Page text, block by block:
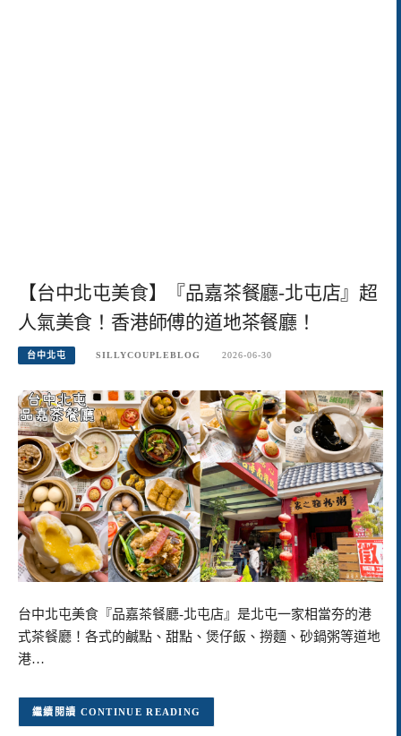
【台中北屯美食】『品嘉茶餐廳-北屯店』超
人氣美食！香港師傅的道地茶餐廳！
台中北屯 SILLYCOUPLEBLOG 2026-06-30
台中北屯美食『品嘉茶餐廳-北屯店』是北屯一家相當夯的港
式茶餐廳！各式的鹹點、甜點、煲仔飯、撈麵、砂鍋粥等道地
港…
CONTINUE READING